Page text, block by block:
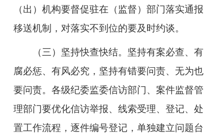
（出）机构要督促驻在（监督）部门落实通报
移送机制，对落实不到位的要及时约谈。
（三）坚持快查快结。 坚持有案必查、有
腐必惩、有风必究，坚持有错要问责、无为也
要问责。各级纪委监委信访部门、案件监督管
理部门要优化信访举报、线索受理、登记、处
置工作流程，逐件编号登记，单独建立问题台